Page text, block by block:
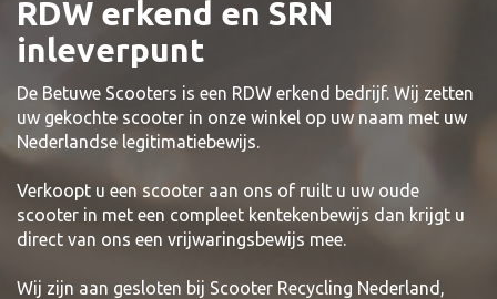
RDW erkend en SRN
inleverpunt
De Betuwe Scooters is een RDW erkend bedrijf. Wij zetten
uw gekochte scooter in onze winkel op uw naam met uw
Nederlandse legitimatiebewijs.
Verkoopt u een scooter aan ons of ruilt u uw oude
scooter in met een compleet kentekenbewijs dan krijgt u
direct van ons een vrijwaringsbewijs mee.
Wij zijn aan gesloten bij Scooter Recycling Nederland,